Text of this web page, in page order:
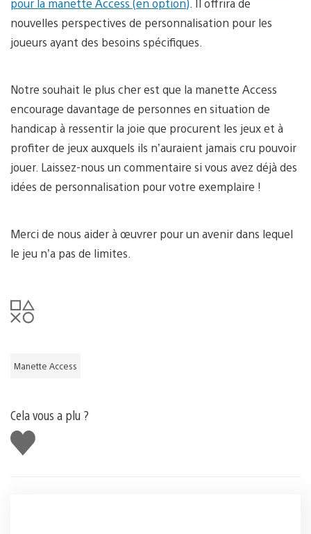
nouvelles perspectives de personnalisation pour les
joueurs ayant des besoins spécifiques.
Notre souhait le plus cher est que la manette Access
encourage davantage de personnes en situation de
handicap à ressentir la joie que procurent les jeux et à
profiter de jeux auxquels ils n’auraient jamais cru pouvoir
jouer. Laissez-nous un commentaire si vous avez déjà des
idées de personnalisation pour votre exemplaire !
Merci de nous aider à œuvrer pour un avenir dans lequel
le jeu n’a pas de limites.
Manette Access
Cela vous a plu ?
J'aime